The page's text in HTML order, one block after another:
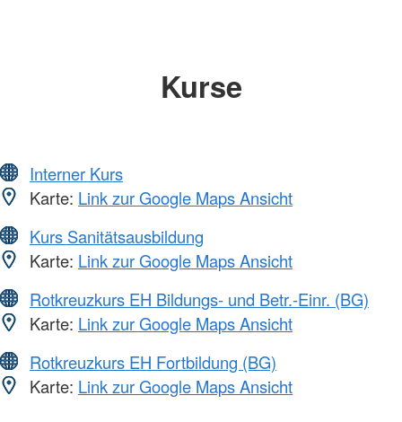
Kurse
Interner Kurs
Karte: Link zur Google Maps Ansicht
Kurs Sanitätsausbildung
Karte: Link zur Google Maps Ansicht
Rotkreuzkurs EH Bildungs- und Betr.-Einr. (BG)
Karte: Link zur Google Maps Ansicht
Rotkreuzkurs EH Fortbildung (BG)
Karte: Link zur Google Maps Ansicht